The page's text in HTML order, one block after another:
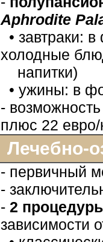
Aphrodite
• завтраки:
холодные
напитки)
• ужины: в
-
плюс 22 евро/
Лечебно-
- первичный
-
- 2
зависимости